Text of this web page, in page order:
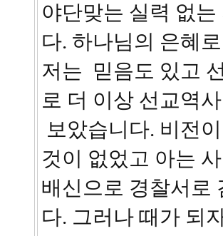
야단맞는 실력 없
다. 하나님의 은혜
저는 믿음도 있고
로 더 이상 선교역
보았습니다. 비전
것이 없었고 아는
배신으로 경찰서로
다. 그러나 때가 되